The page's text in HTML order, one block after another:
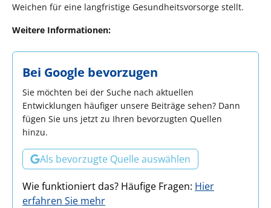
Weichen für eine langfristige Gesundheitsvorsorge stellt.
Weitere Informationen:
Bei Google bevorzugen
Sie möchten bei der Suche nach aktuellen
Entwicklungen häufiger unsere Beiträge sehen? Dann
fügen Sie uns jetzt zu Ihren bevorzugten Quellen
hinzu.
Als bevorzugte Quelle auswählen
Wie funktioniert das? Häufige Fragen: Hier
erfahren Sie mehr